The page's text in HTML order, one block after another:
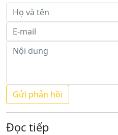
Đọc tiếp